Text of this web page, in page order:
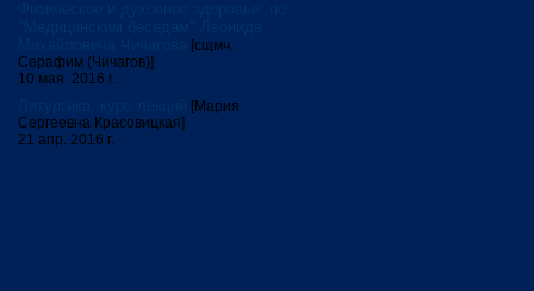
[сщмч.
Серафим (Чичагов)]
10 мая. 2016 г.
[Мария
Сергеевна Красовицкая]
21 апр. 2016 г.